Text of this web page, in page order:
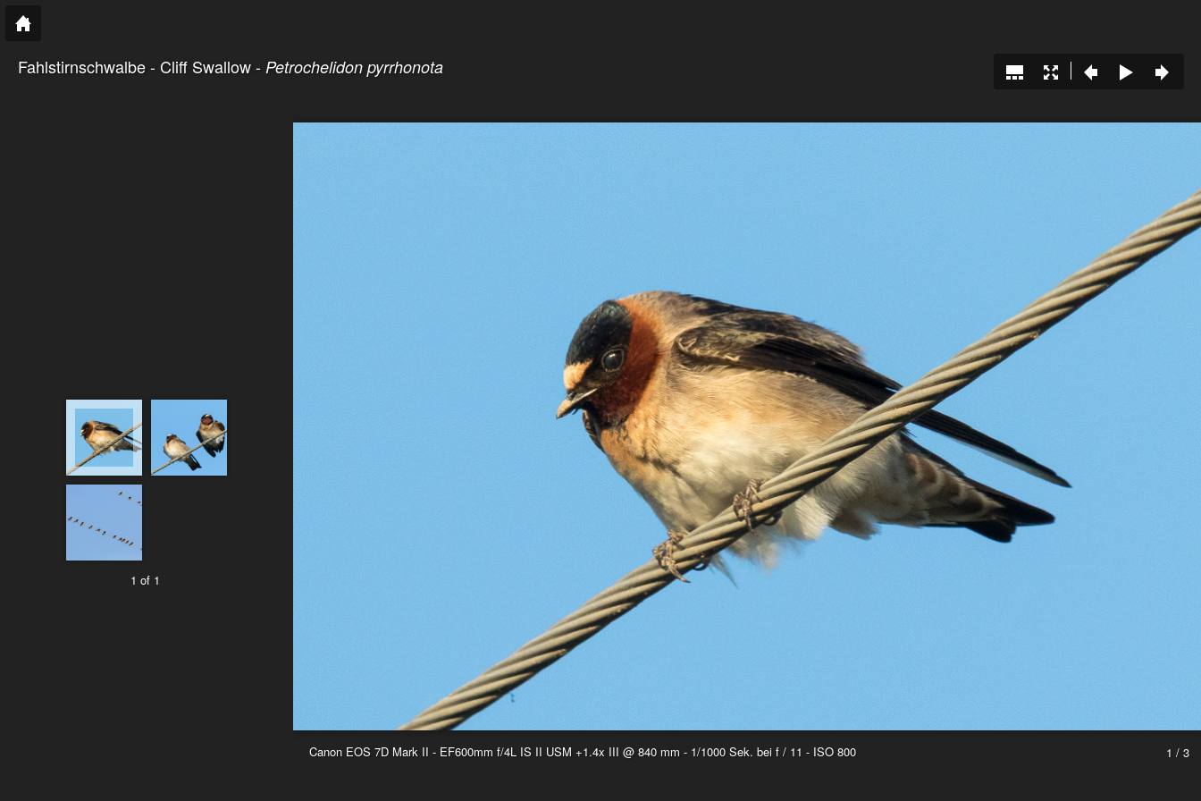
1 of 1
Fahlstirnschwalbe - Cliff Swallow - Petrochelidon pyrrhonota
1 / 3
Canon EOS 7D Mark II - EF600mm f/4L IS II USM +1.4x III @ 840 mm - 1/1000 Sek. bei f / 11 - ISO 800